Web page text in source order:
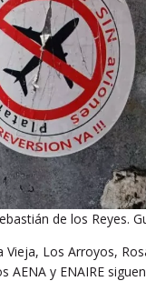
de los Reyes.
Los Arroyos,
y ENAIRE